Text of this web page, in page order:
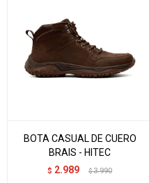
BOTA CASUAL DE CUERO
BRAIS - HITEC
$ 2.989 $ 3.990